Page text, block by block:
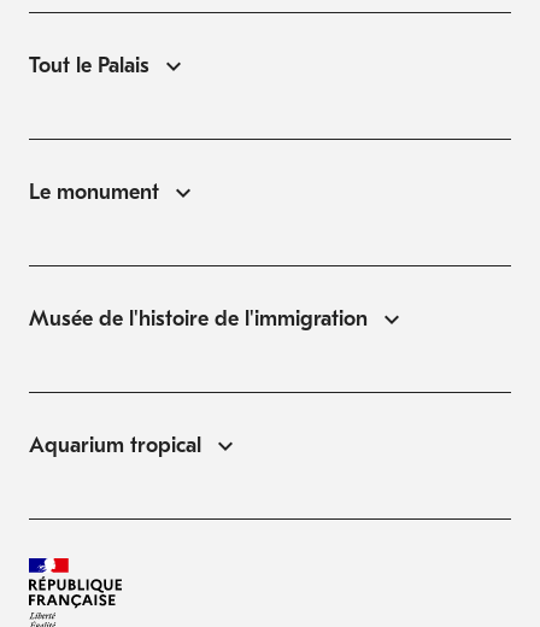
Tout le Palais
Le monument
Musée de l'histoire de l'immigration
Aquarium tropical